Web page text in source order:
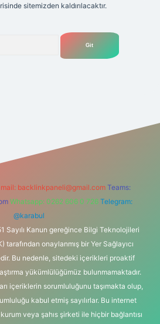
sitemizden kaldırılacaktır.
backlinkpaneli@gmail.com Teams:
Whatsapp: 0262 606 0 726 Telegram:
@karabul
Sayılı Kanun gereğince Bilgi Teknolojileri
tarafından onaylanmış bir Yer Sağlayıcı
Bu nedenle, sitedeki içerikleri proaktif
yükümlülüğümüz bulunmamaktadır.
içeriklerin sorumluluğunu taşımakta olup,
kabul etmiş sayılırlar. Bu internet
veya şahıs şirketi ile hiçbir bağlantısı